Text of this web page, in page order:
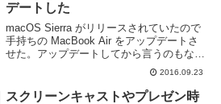
デートした
macOS Sierra がリリースされていたので
手持ちの MacBook Air をアップデートさ
せた。アップデートしてから言うのもなん
だが、Siri は使わないしユニバーサルクリ
ップボードは iPhone 持ってないから意味
ないしApp...
2016.09.23
スクリーンキャストやプレゼン時